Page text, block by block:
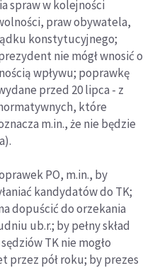
spraw w kolejności
praw obywatela,
konstytucyjnego;
nie mógł wnosić o
wpływu; poprawkę
przed 20 lipca - z
które
m.in., że nie będzie
PO, m.in., by
kandydatów do TK;
dopuścić do orzekania
ub.r.; by pełny skład
TK nie mogło
przez pół roku; by prezes